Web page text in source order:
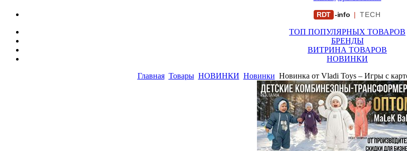
RDT -info | TECH
ТОП ПОПУЛЯРНЫХ ТОВАРОВ
БРЕНДЫ
ВИТРИНА ТОВАРОВ
НОВИНКИ
Главная Товары НОВИНКИ Новинки Новинка от Vladi Toys – Игры с
РЕКЛАМА
ООО "ФИРМА "ХРИЗАНТЕМА" ИНН: